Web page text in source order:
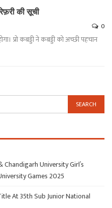
की सूची
0
प्रो कबड्डी ने कबड्डी को अच्छी पहचान
Chandigarh University Girl’s
Games 2025
At 35th Sub Junior National